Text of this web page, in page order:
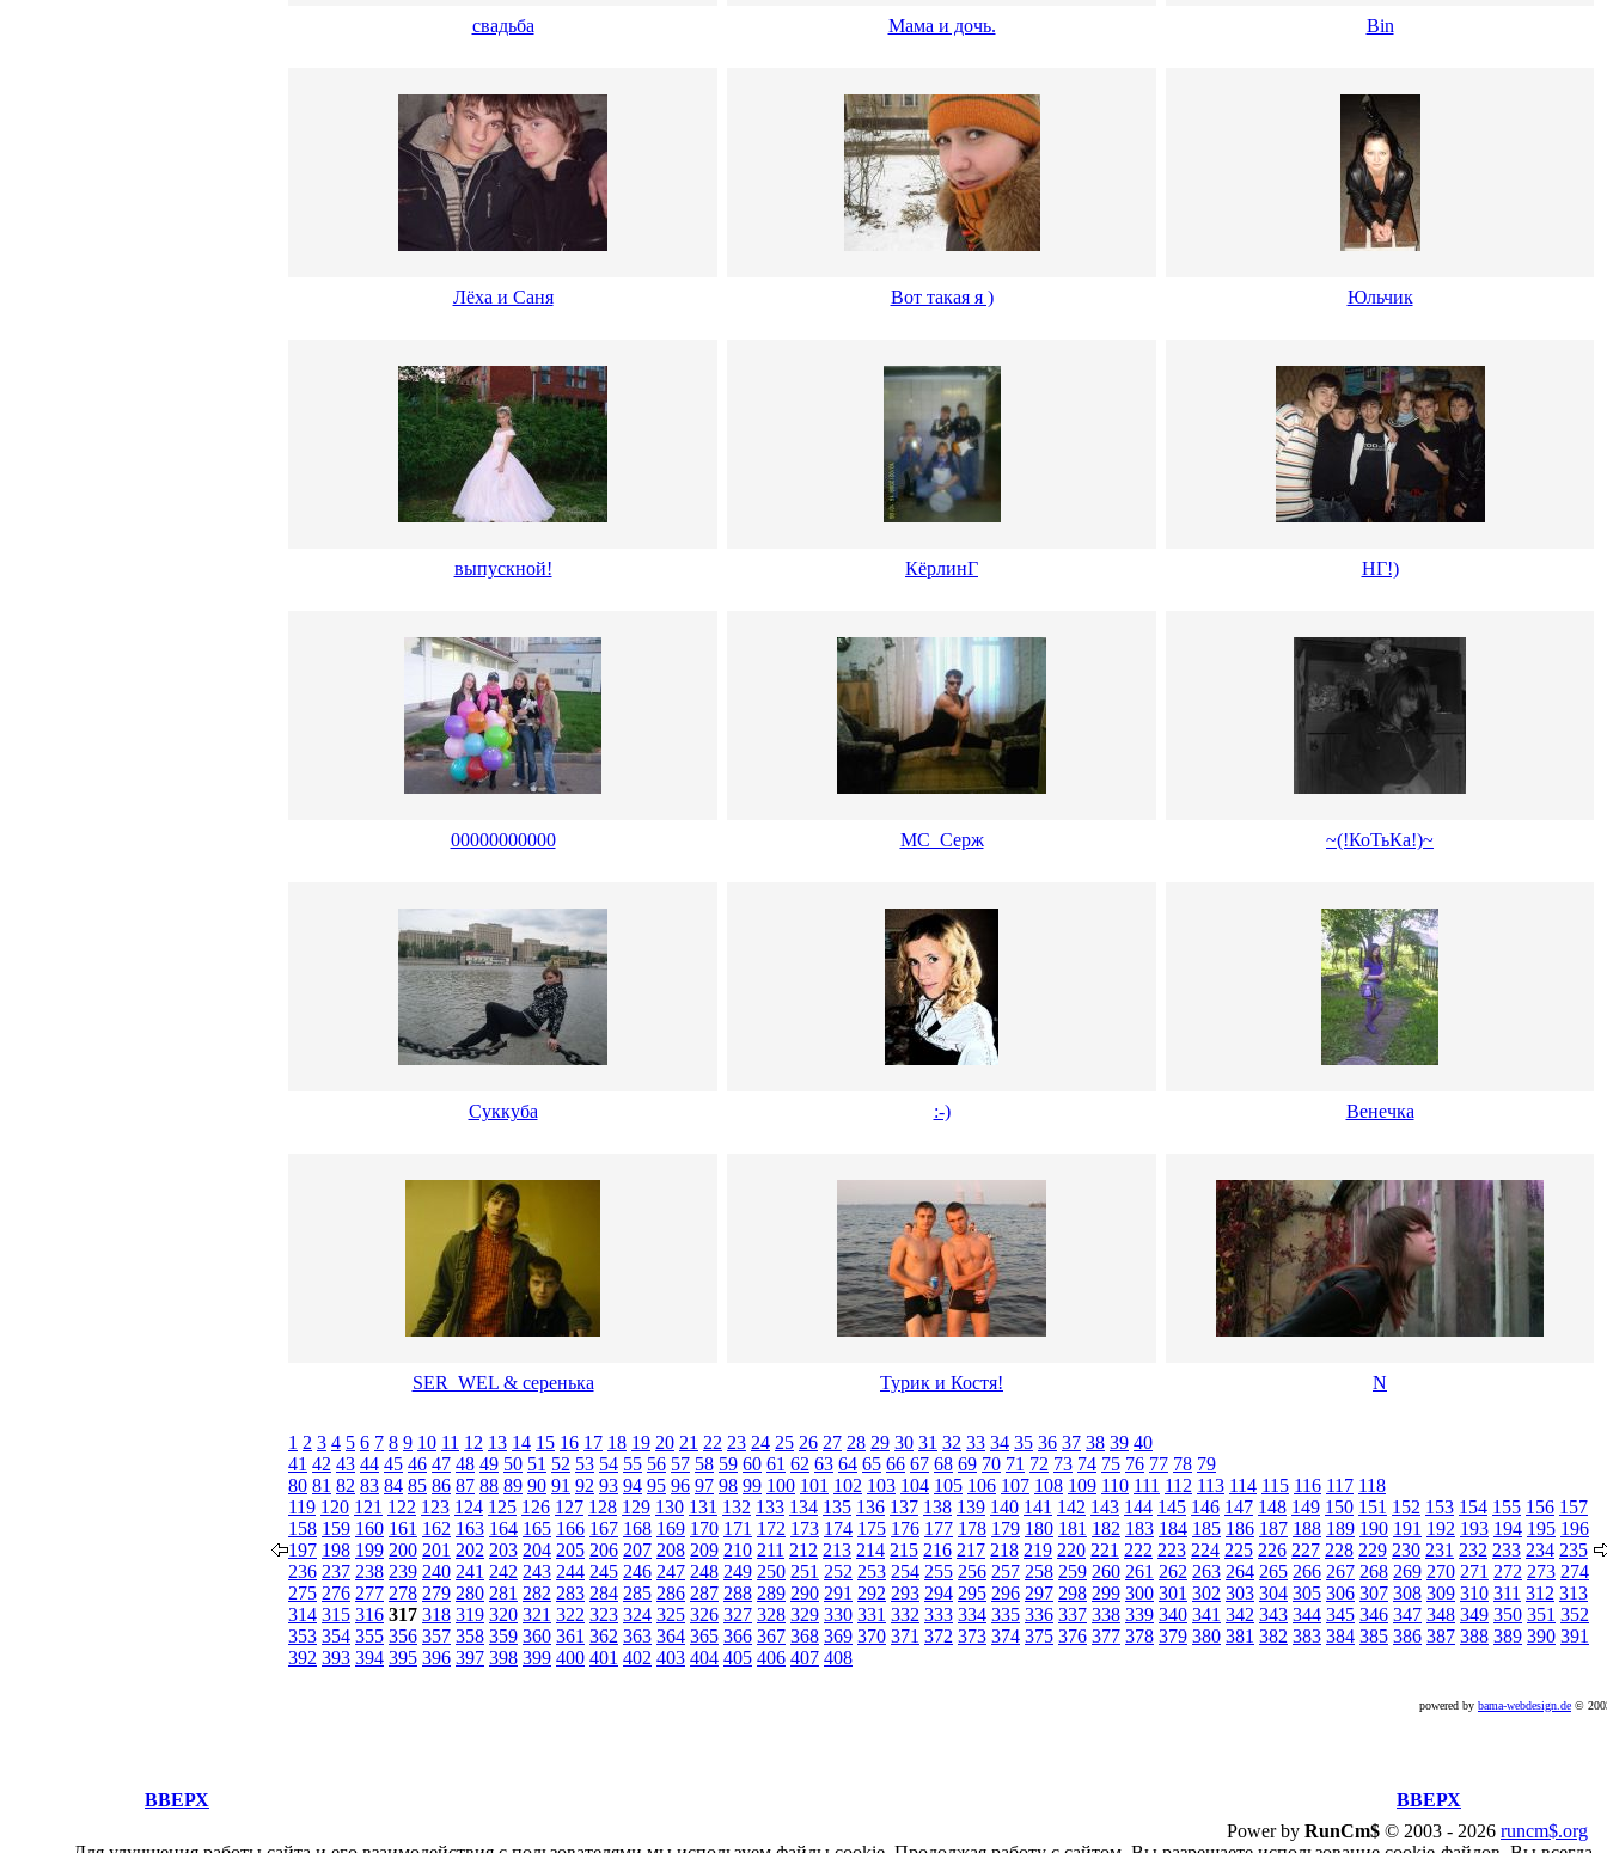
свадьба Мама и дочь. Bin
Лёха и Саня Вот такая я ) Юльчик
выпускной! КёрлинГ НГ!)
00000000000 МС_Серж ~(!КоТьКа!)~
Суккуба :-) Венечка
SER_WEL & серенька Турик и Костя! N
1 2 3 4 5 6 7 8 9 10 11 12 13 14 15 16 17 18 19 20 21 22 23 24 25 26 27 28 29 30 31 32 33 34 35 36 37 38 39 40
41 42 43 44 45 46 47 48 49 50 51 52 53 54 55 56 57 58 59 60 61 62 63 64 65 66 67 68 69 70 71 72 73 74 75 76 77 78 79
80 81 82 83 84 85 86 87 88 89 90 91 92 93 94 95 96 97 98 99 100 101 102 103 104 105 106 107 108 109 110 111 112 113 114 115 116 117 118
119 120 121 122 123 124 125 126 127 128 129 130 131 132 133 134 135 136 137 138 139 140 141 142 143 144 145 146 147 148 149 150 151 152 153 154 155 156 157
158 159 160 161 162 163 164 165 166 167 168 169 170 171 172 173 174 175 176 177 178 179 180 181 182 183 184 185 186 187 188 189 190 191 192 193 194 195 196
197 198 199 200 201 202 203 204 205 206 207 208 209 210 211 212 213 214 215 216 217 218 219 220 221 222 223 224 225 226 227 228 229 230 231 232 233 234 235
236 237 238 239 240 241 242 243 244 245 246 247 248 249 250 251 252 253 254 255 256 257 258 259 260 261 262 263 264 265 266 267 268 269 270 271 272 273 274
275 276 277 278 279 280 281 282 283 284 285 286 287 288 289 290 291 292 293 294 295 296 297 298 299 300 301 302 303 304 305 306 307 308 309 310 311 312 313
314 315 316 317 318 319 320 321 322 323 324 325 326 327 328 329 330 331 332 333 334 335 336 337 338 339 340 341 342 343 344 345 346 347 348 349 350 351 352
353 354 355 356 357 358 359 360 361 362 363 364 365 366 367 368 369 370 371 372 373 374 375 376 377 378 379 380 381 382 383 384 385 386 387 388 389 390 391
392 393 394 395 396 397 398 399 400 401 402 403 404 405 406 407 408
powered by bama-webdesign.de ©
ВВЕРХ
ВВЕРХ
Power by RunCm$ © 2003 - 2026 runcm$.org